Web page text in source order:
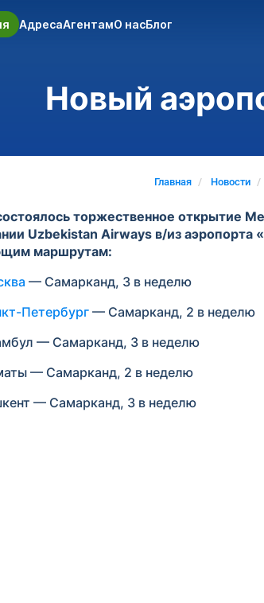
АдресаАгентамО насБлог
Новый
Главная Новости
торжественное открытие
Uzbekistan Airways в/из
маршрутам:
— Самарканд, 3 в неделю
Петербург— Самарканд, 2 в неделю
— Самарканд, 3 в неделю
— Самарканд, 2 в неделю
— Самарканд, 3 в неделю